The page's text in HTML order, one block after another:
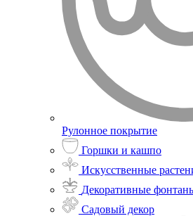
Рулонное покрытие
Горшки и кашпо
Искусственные
Декоративные
Садовый декор